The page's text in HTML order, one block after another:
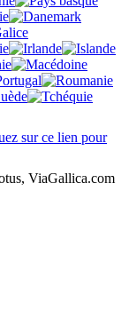
sur ce lien pour
ViaGallica.com